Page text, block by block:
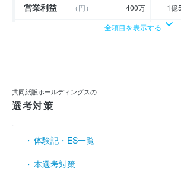
営業利益 （円） 400万 1億
1300万
売上伸び率
営業利益率 （％） 0.03
経常利益率 （％）
全項目を表示する
共同紙販ホールディングスの
選考対策
体験記・ES一覧
本選考対策